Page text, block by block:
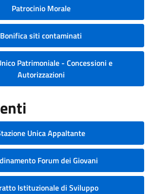
Patrocinio Morale
Bonifica siti contaminati
Patrimoniale - Concessioni e
Autorizzazioni
Unica Appaltante
Forum dei Giovani
Istituzionale di Sviluppo